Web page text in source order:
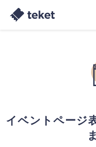
イベントページ